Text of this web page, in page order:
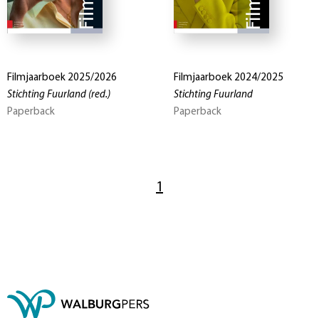
Filmjaarboek 2025/2026
Stichting Fuurland (red.)
Paperback
Filmjaarboek 2024/2025
Stichting Fuurland
Paperback
1